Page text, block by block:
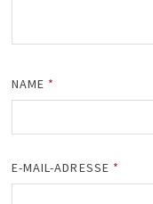
NAME *
E-MAIL-ADRESSE *